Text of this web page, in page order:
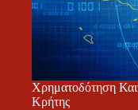
Χρηματοδότηση
Κρήτης